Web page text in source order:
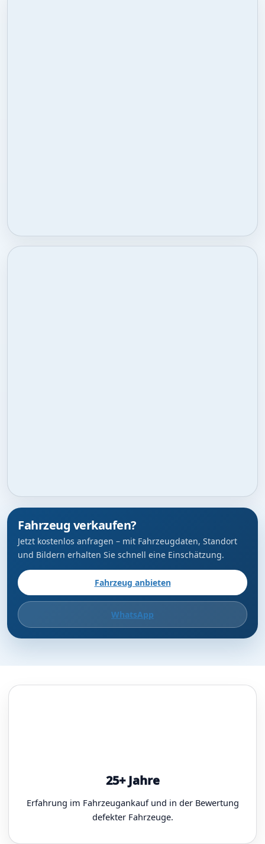
Fahrzeug verkaufen?
Jetzt kostenlos anfragen – mit Fahrzeugdaten, Standort
und Bildern erhalten Sie schnell eine Einschätzung.
Fahrzeug anbieten
WhatsApp
25+ Jahre
Erfahrung im Fahrzeugankauf und in der Bewertung
defekter Fahrzeuge.